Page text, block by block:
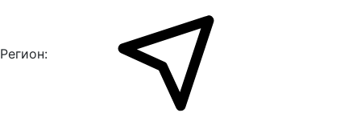
Регион: